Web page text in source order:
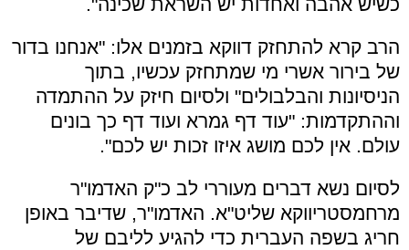
הרב קרא להתחזק דווקא בזמנים אלו: "אנחנו בדור
של בירור אשרי מי שמתחזק עכשיו, בתוך
הניסיונות והבלבולים" ולסיום חיזק על ההתמדה
וההתקדמות: "עוד דף גמרא ועוד דף כך בונים
עולם. אין לכם מושג איזו זכות יש לכם".
לסיום נשא דברים מעוררי לב כ"ק האדמו"ר
מרחמסטריווקא שליט"א. האדמו"ר, שדיבר באופן
חריג בשפה העברית כדי להגיע לליבם של